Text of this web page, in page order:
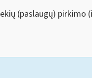
(paslaugų)